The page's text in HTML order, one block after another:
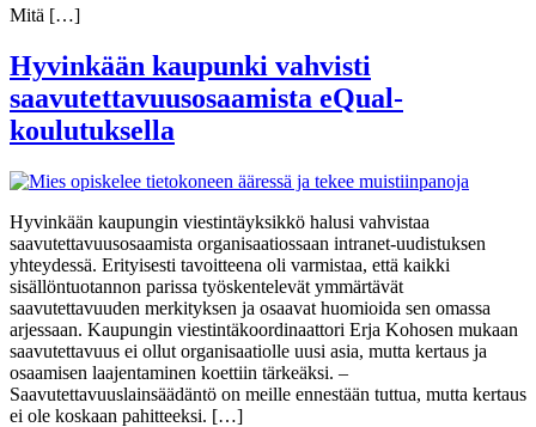
Mitä […]
Hyvinkään kaupunki vahvisti
saavutettavuusosaamista eQual-
koulutuksella
Hyvinkään kaupungin viestintäyksikkö halusi vahvistaa
saavutettavuusosaamista organisaatiossaan intranet-uudistuksen
yhteydessä. Erityisesti tavoitteena oli varmistaa, että kaikki
sisällöntuotannon parissa työskentelevät ymmärtävät
saavutettavuuden merkityksen ja osaavat huomioida sen omassa
arjessaan. Kaupungin viestintäkoordinaattori Erja Kohosen mukaan
saavutettavuus ei ollut organisaatiolle uusi asia, mutta kertaus ja
osaamisen laajentaminen koettiin tärkeäksi. –
Saavutettavuuslainsäädäntö on meille ennestään tuttua, mutta kertaus
ei ole koskaan pahitteeksi. […]